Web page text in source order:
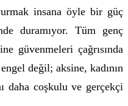
insana öyle bir güç
duramıyor. Tüm genç
güvenmeleri çağrısında
değil; aksine, kadının
daha coşkulu ve gerçekçi